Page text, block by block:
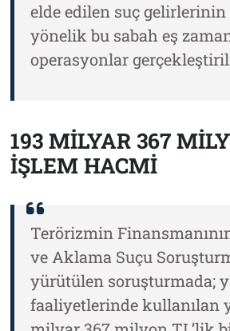
elde edilen suç gelirlerinin
yönelik bu sabah eş
operasyonlar
193 MİLYAR 367
İŞLEM HACMİ
Terörizmin
ve Aklama Suçu
yürütülen soruşturmada;
faaliyetlerinde kullanılan